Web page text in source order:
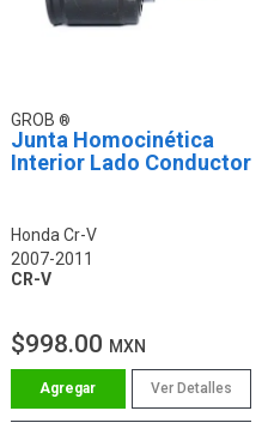
GROB
Junta Homocinética
Interior Lado Conductor
Honda Cr-V
2007-2011
CR-V
$998.00 MXN
Ver Detalles